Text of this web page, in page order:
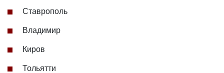
Ставрополь
Владимир
Киров
Тольятти